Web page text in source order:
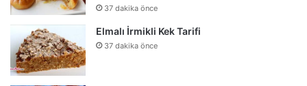
37 dakika önce
Elmalı İrmikli Kek Tarifi
37 dakika önce